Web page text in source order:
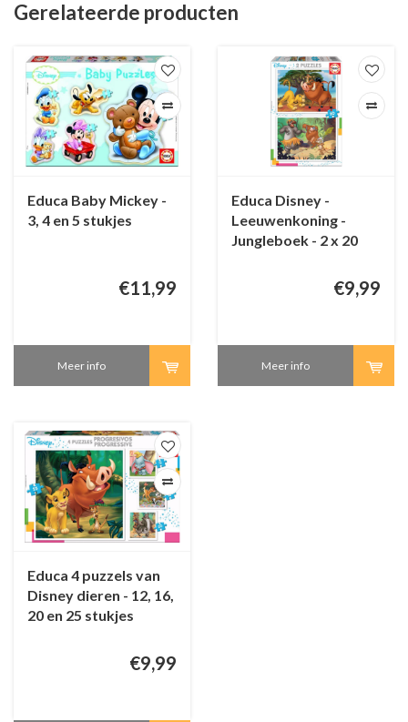
Gerelateerde producten
Educa Baby Mickey -
3, 4 en 5 stukjes
€11,99
Meer info
Educa Disney -
Leeuwenkoning -
Jungleboek - 2 x 20
€9,99
Meer info
Educa 4 puzzels van
Disney dieren - 12, 16,
20 en 25 stukjes
€9,99